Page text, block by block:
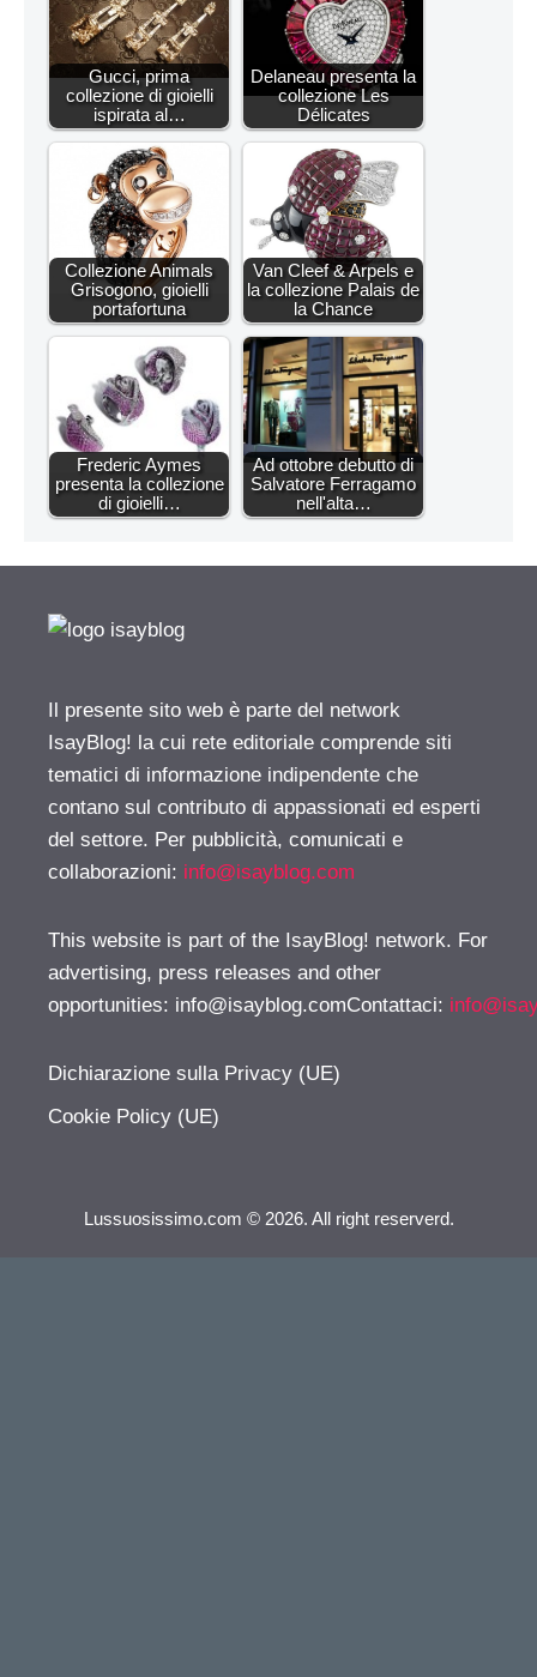
Gucci, prima
collezione di gioielli
ispirata al…
Delaneau presenta la
collezione Les
Délicates
Collezione Animals
Grisogono, gioielli
portafortuna
Van Cleef & Arpels e
la collezione Palais de
la Chance
Frederic Aymes
presenta la collezione
di gioielli…
Ad ottobre debutto di
Salvatore Ferragamo
nell'alta…
Il presente sito web è parte del network
IsayBlog! la cui rete editoriale comprende siti
tematici di informazione indipendente che
contano sul contributo di appassionati ed esperti
del settore. Per pubblicità, comunicati e
collaborazioni: info@isayblog.com
This website is part of the IsayBlog! network. For
advertising, press releases and other
opportunities: info@isayblog.comContattaci:
Dichiarazione sulla Privacy (UE)
Cookie Policy (UE)
Lussuosissimo.com © 2026. All right reserverd.